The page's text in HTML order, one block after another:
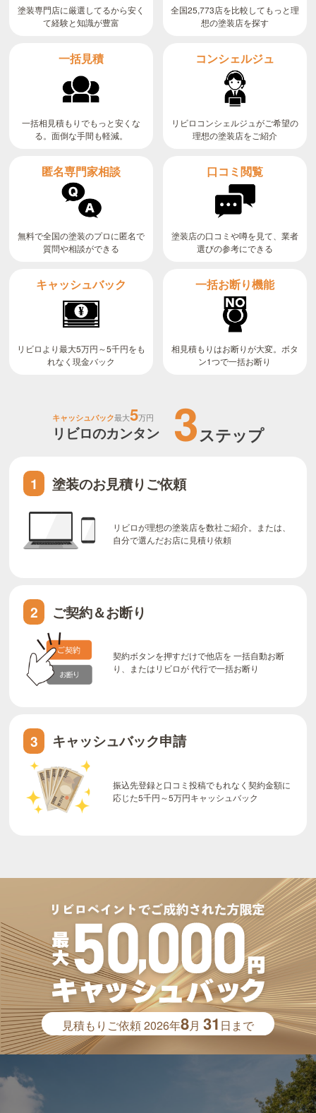
塗装専門店に厳選してるから安く
て経験と知識が豊富
全国25,773店を比較してもっと理
想の塗装店を探す
一括見積
一括相見積もりでもっと安くな
る。面倒な手間も軽減。
コンシェルジュ
リビロコンシェルジュがご希望の
理想の塗装店をご紹介
匿名専門家相談
無料で全国の塗装のプロに匿名で
質問や相談ができる
口コミ閲覧
塗装店の口コミや噂を見て、業者
選びの参考にできる
キャッシュバック
リビロより最大5万円～5千円をも
れなく現金バック
一括お断り機能
相見積もりはお断りが大変。ボタ
ン1つで一括お断り
キャッシュバック最大5万円
リビロのカンタン 3ステップ
1 塗装のお見積りご依頼
リビロが理想の塗装店を数社ご紹介。または、
自分で選んだお店に見積り依頼
2 ご契約＆お断り
契約ボタンを押すだけで他店を 一括自動お断
り、またはリビロが 代行で一括お断り
3 キャッシュバック申請
振込先登録と口コミ投稿でもれなく契約金額に
応じた5千円～5万円キャッシュバック
見積もりご依頼2026年8月31 日まで